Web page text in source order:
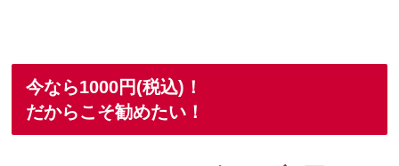
今なら1000円(税込)！
だからこそ勧めたい！